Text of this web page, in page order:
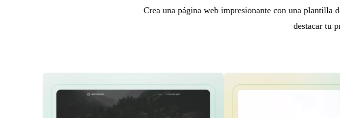
Crea una página web impresionante con una plantilla
destacar tu